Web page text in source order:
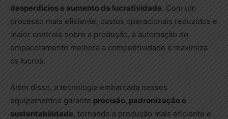
desperdícios e aumento da lucratividade. Com um
processo mais eficiente, custos operacionais reduzidos e
maior controle sobre a produção, a automação do
empacotamento melhora a competitividade e maximiza
os lucros.
Além disso, a tecnologia embarcada nesses
equipamentos garante precisão, padronização e
sustentabilidade, tornando a produção mais eficiente e